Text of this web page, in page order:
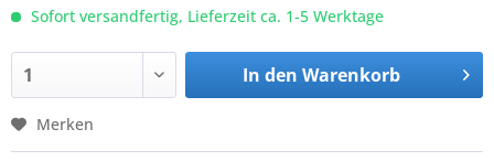
Sofort versandfertig, Lieferzeit ca. 1-5 Werktage
In den Warenkorb
Merken